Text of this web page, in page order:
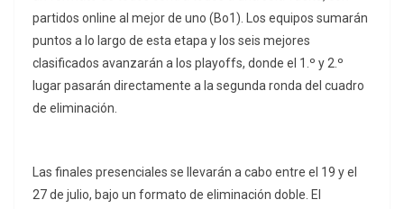
partidos online al mejor de uno (Bo1). Los equipos sumarán
puntos a lo largo de esta etapa y los seis mejores
clasificados avanzarán a los playoffs, donde el 1.º y 2.º
lugar pasarán directamente a la segunda ronda del cuadro
de eliminación.
Las finales presenciales se llevarán a cabo entre el 19 y el
27 de julio, bajo un formato de eliminación doble. El